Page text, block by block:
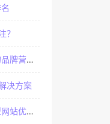
？
销口碑
决方案
化经验